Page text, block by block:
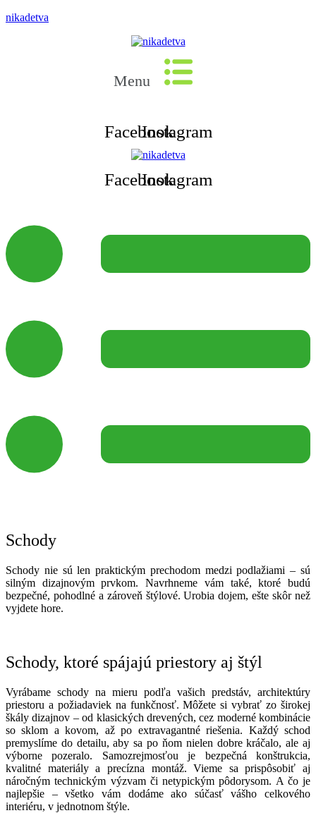
nikadetva
Menu
FacebookInstagram
FacebookInstagram
Schody
Schody nie sú len praktickým prechodom medzi podlažiami – sú
silným dizajnovým prvkom. Navrhneme vám také, ktoré budú
bezpečné, pohodlné a zároveň štýlové. Urobia dojem, ešte skôr než
vyjdete hore.
Schody, ktoré spájajú priestory aj štýl
Vyrábame schody na mieru podľa vašich predstáv, architektúry
priestoru a požiadaviek na funkčnosť. Môžete si vybrať zo širokej
škály dizajnov – od klasických drevených, cez moderné kombinácie
so sklom a kovom, až po extravagantné riešenia. Každý schod
premyslíme do detailu, aby sa po ňom nielen dobre kráčalo, ale aj
výborne pozeralo. Samozrejmosťou je bezpečná konštrukcia,
kvalitné materiály a precízna montáž. Vieme sa prispôsobiť aj
náročným technickým výzvam či netypickým pôdorysom. A čo je
najlepšie – všetko vám dodáme ako súčasť vášho celkového
interiéru, v jednotnom štýle.